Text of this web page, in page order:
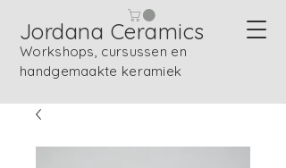
Jordana Ceramics
Workshops, cursussen en
handgemaakte keramiek